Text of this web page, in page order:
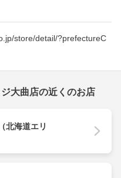
store/detail/?prefectureC
大曲店の近くのお店
北海道エリ